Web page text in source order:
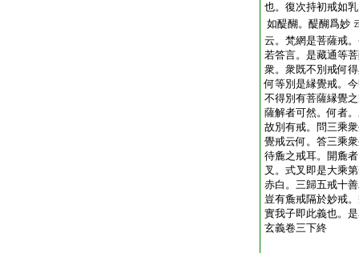
也。復次持初戒如
如醍醐。醍醐爲妙
云。梵網是菩薩戒
若答言。是藏通等
衆。衆既不別戒何
何等別是縁覺戒。
不得別有菩薩縁覺
薩解者可然。何者
故別有戒。問三乘
覺戒云何。答三乘
待麁之戒耳。開麁
叉。式叉即是大乘
赤白。三歸五戒十
豈有麁戒隔於妙戒
實我子即此義也。
玄義卷三下終